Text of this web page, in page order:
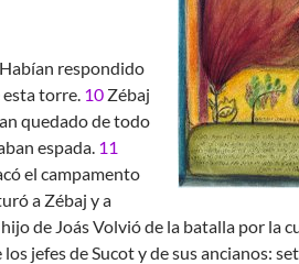
respondido
esta torre. 10 Zébaj
quedado de todo
espada. 11
el campamento
a Zébaj y a
de Joás Volvió de la batalla por la
jefes de Sucot y de sus ancianos: